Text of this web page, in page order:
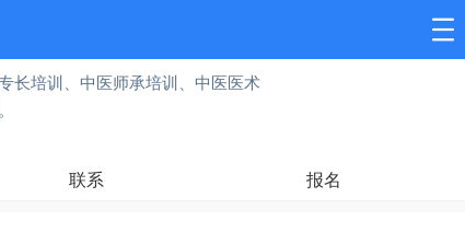
长培训、中医师承培训、中医医术
联系 报名